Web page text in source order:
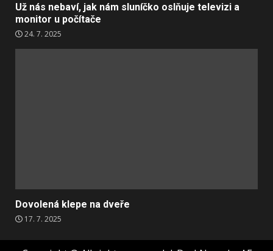
Už nás nebaví, jak nám sluníčko oslňuje televizi a
monitor u počítače
24. 7. 2025
Dovolená klepe na dveře
17. 7. 2025